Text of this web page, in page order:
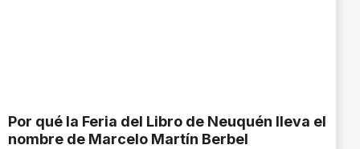
Por qué la Feria del Libro de Neuquén lleva el
nombre de Marcelo Martín Berbel